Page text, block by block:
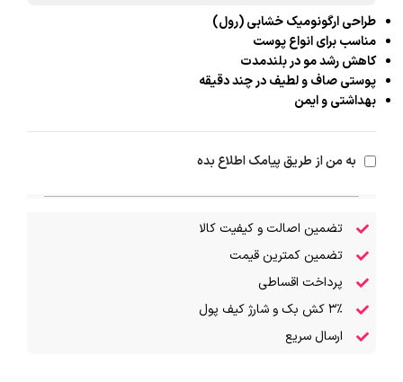
طراحی ارگونومیک خشابی (رول)
مناسب برای انواع پوست
کاهش رشد مو در بلندمدت
پوستی صاف و لطیف در چند دقیقه
بهداشتی و ایمن
به من از طریق پیامک اطلاع بده
تضمین اصالت و کیفیت کالا
تضمین کمترین قیمت
پرداخت اقساطی
۳٪ کش بک و شارژ کیف پول
ارسال سریع